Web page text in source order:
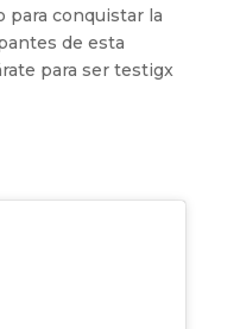
para conquistar la
de esta
para ser testigx